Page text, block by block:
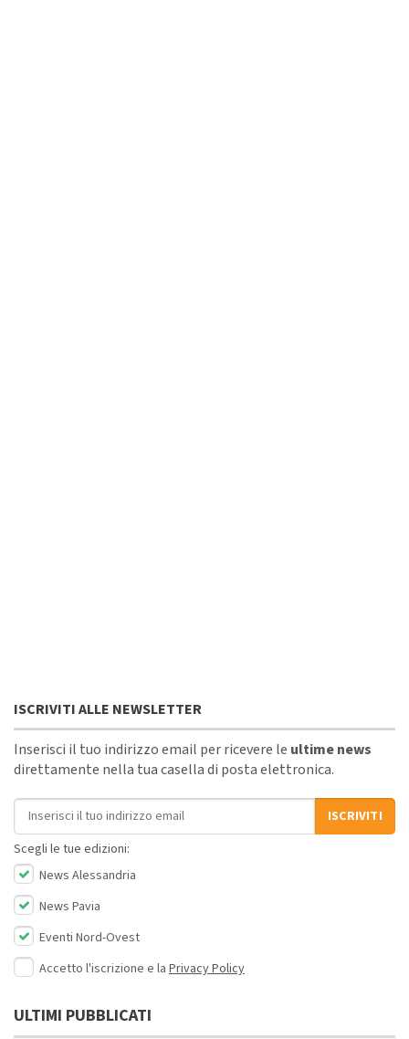
ISCRIVITI ALLE NEWSLETTER
Inserisci il tuo indirizzo email per ricevere le ultime news
direttamente nella tua casella di posta elettronica.
Indirizzo email
ISCRIVITI
Scegli le tue edizioni:
News Alessandria
News Pavia
Eventi Nord-Ovest
Accetto l'iscrizione e la Privacy Policy
ULTIMI PUBBLICATI